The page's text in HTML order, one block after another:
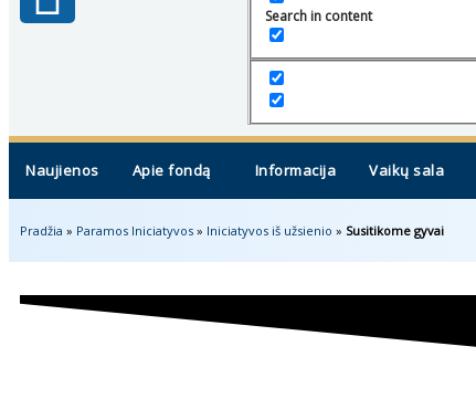
Search in content
Naujienos Apie fondą Informacija Vaikų sala
Pradžia » Paramos Iniciatyvos » Iniciatyvos iš užsienio » Susitikome gyvai